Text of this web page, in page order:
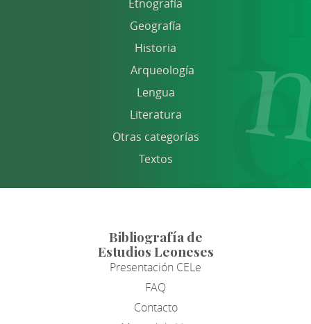
Etnografía
Geografía
Historia
Arqueología
Lengua
Literatura
Otras categorías
Textos
Bibliografía de
Estudios Leoneses
Presentación CELe
FAQ
Contacto